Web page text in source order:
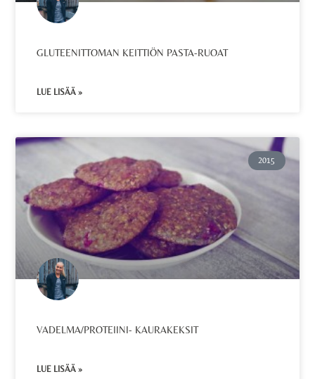
GLUTEENITTOMAN KEITTIÖN PASTA-RUOAT
LUE LISÄÄ »
2015
VADELMA/PROTEIINI- KAURAKEKSIT
LUE LISÄÄ »